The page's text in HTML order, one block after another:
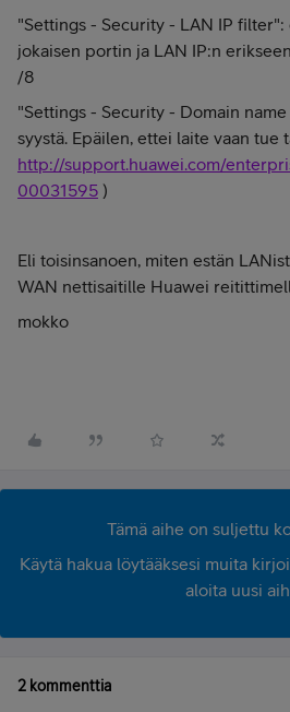
"Settings - Security - LAN IP
jokaisen portin ja LAN IP:n
/8
"Settings - Security - Domain
syystä. Epäilen, ettei laite vaan tue
http://support.huawei.com/
00031595 )
Eli toisinsanoen, miten estän
WAN nettisaitille Huawei
mokko
Tämä aihe on suljettu
Käytä hakua löytääksesi muita
aloita uusi
2 kommenttia